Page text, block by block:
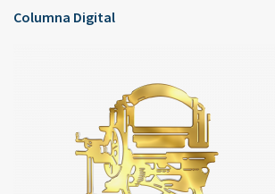
Columna Digital